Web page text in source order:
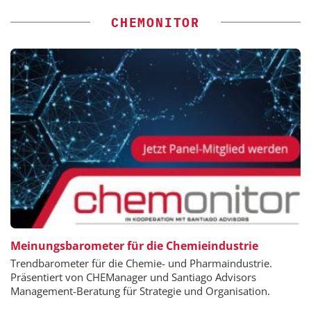
CHEMONITOR
Meinungsbarometer für die Chemieindustrie
Trendbarometer für die Chemie- und Pharmaindustrie.
Präsentiert von CHEManager und Santiago Advisors
Management-Beratung für Strategie und Organisation.